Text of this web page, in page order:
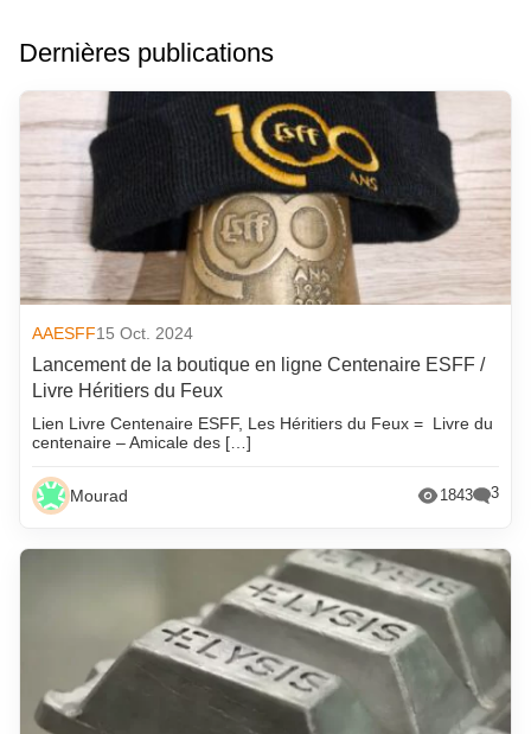
Dernières publications
AAESFF15 Oct. 2024
Lancement de la boutique en ligne Centenaire ESFF /
Livre Héritiers du Feux
Lien Livre Centenaire ESFF, Les Héritiers du Feux = Livre du
centenaire – Amicale des […]
Mourad 1843 3